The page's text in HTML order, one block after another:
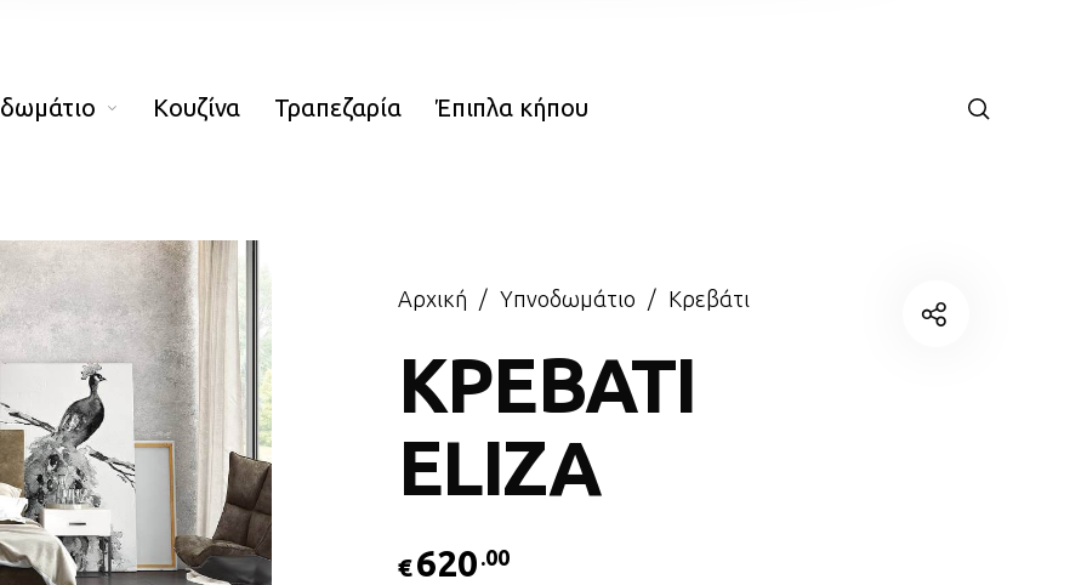
Κουζίνα Τραπεζαρία Έπιπλα κήπου
Αρχική / Υπνοδωμάτιο / Κρεβάτι
ΚΡΕΒΑΤΙ
ELIZA
€620 .00